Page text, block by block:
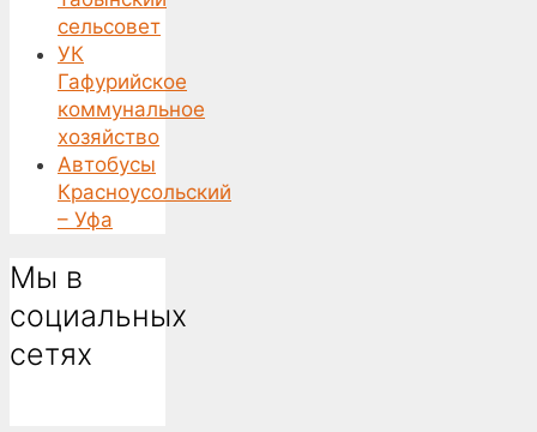
сельсовет
УК
Гафурийское
коммунальное
хозяйство
Автобусы
Красноусольский
– Уфа
Мы в
социальных
сетях